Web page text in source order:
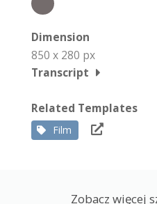
Dimension
850 x 280 px
Transcript
Related Templates
Film
Zobacz więcej